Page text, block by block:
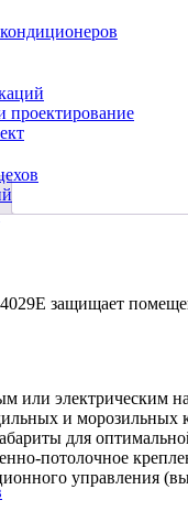
проектирование
защищает
или электрическим
и морозильных
для
потолочное
управления